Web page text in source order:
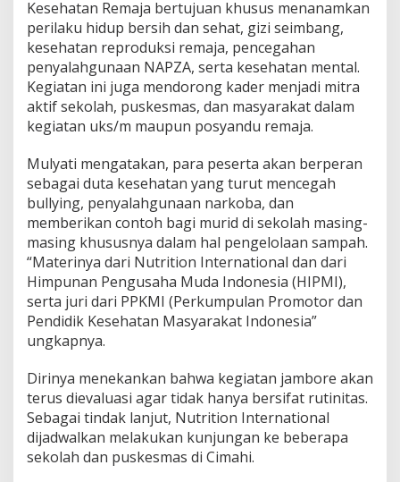
Kesehatan Remaja bertujuan khusus menanamkan
perilaku hidup bersih dan sehat, gizi seimbang,
kesehatan reproduksi remaja, pencegahan
penyalahgunaan NAPZA, serta kesehatan mental.
Kegiatan ini juga mendorong kader menjadi mitra
aktif sekolah, puskesmas, dan masyarakat dalam
kegiatan uks/m maupun posyandu remaja.
Mulyati mengatakan, para peserta akan berperan
sebagai duta kesehatan yang turut mencegah
bullying, penyalahgunaan narkoba, dan
memberikan contoh bagi murid di sekolah masing-
masing khususnya dalam hal pengelolaan sampah.
“Materinya dari Nutrition International dan dari
Himpunan Pengusaha Muda Indonesia (HIPMI),
serta juri dari PPKMI (Perkumpulan Promotor dan
Pendidik Kesehatan Masyarakat Indonesia”
ungkapnya.
Dirinya menekankan bahwa kegiatan jambore akan
terus dievaluasi agar tidak hanya bersifat rutinitas.
Sebagai tindak lanjut, Nutrition International
dijadwalkan melakukan kunjungan ke beberapa
sekolah dan puskesmas di Cimahi.